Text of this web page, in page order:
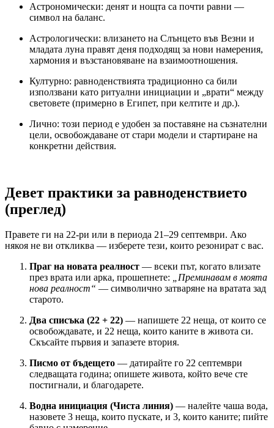
Астрономически: денят и нощта са почти равни —
символ на баланс.
Астрологически: влизането на Слънцето във Везни и
младата луна правят деня подходящ за нови намерения,
хармония и възстановяване на взаимоотношения.
Културно: равноденствията традиционно са били
използвани като ритуални инициации и „врати“ между
световете (примерно в Египет, при келтите и др.).
Лично: този период е удобен за поставяне на съзнателни
цели, освобождаване от стари модели и стартиране на
конкретни действия.
Девет практики за равноденствието
(преглед)
Правете ги на 22-ри или в периода 21–29 септември. Ако
някоя не ви откликва — изберете тези, които резонират с вас.
Праг на новата реалност — всеки път, когато влизате
през врата или арка, прошепнете: „Преминавам в моята
нова реалност“ — символично затваряне на вратата зад
старото.
Два списъка (22 + 22) — напишете 22 неща, от които се
освобождавате, и 22 неща, които каните в живота си.
Скъсайте първия и запазете втория.
Писмо от бъдещето — датирайте го 22 септември
следващата година; опишете живота, който вече сте
постигнали, и благодарете.
Водна инициация (Чиста линия) — налейте чаша вода,
назовете 3 неща, които пускате, и 3, които каните; пийте